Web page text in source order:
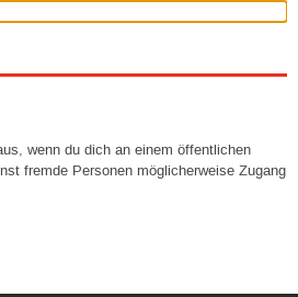
wenn du dich an einem öffentlichen
fremde Personen möglicherweise Zugang